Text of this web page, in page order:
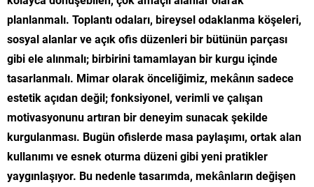
planlanmalı. Toplantı odaları, bireysel odaklanma köşeleri,
sosyal alanlar ve açık ofis düzenleri bir bütünün parçası
gibi ele alınmalı; birbirini tamamlayan bir kurgu içinde
tasarlanmalı. Mimar olarak önceliğimiz, mekânın sadece
estetik açıdan değil; fonksiyonel, verimli ve çalışan
motivasyonunu artıran bir deneyim sunacak şekilde
kurgulanması. Bugün ofislerde masa paylaşımı, ortak alan
kullanımı ve esnek oturma düzeni gibi yeni pratikler
yaygınlaşıyor. Bu nedenle tasarımda, mekânların değişen